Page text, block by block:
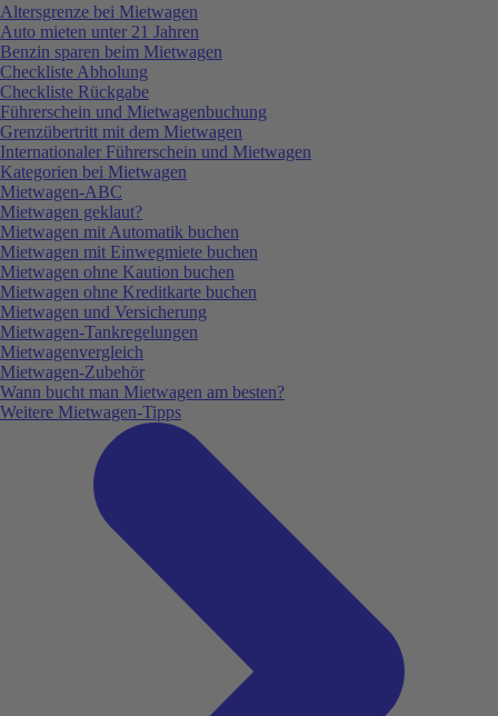
Altersgrenze bei Mietwagen
Auto mieten unter 21 Jahren
Benzin sparen beim Mietwagen
Checkliste Abholung
Checkliste Rückgabe
Führerschein und Mietwagenbuchung
Grenzübertritt mit dem Mietwagen
Internationaler Führerschein und Mietwagen
Kategorien bei Mietwagen
Mietwagen-ABC
Mietwagen geklaut?
Mietwagen mit Automatik buchen
Mietwagen mit Einwegmiete buchen
Mietwagen ohne Kaution buchen
Mietwagen ohne Kreditkarte buchen
Mietwagen und Versicherung
Mietwagen-Tankregelungen
Mietwagenvergleich
Mietwagen-Zubehör
Wann bucht man Mietwagen am besten?
Weitere Mietwagen-Tipps